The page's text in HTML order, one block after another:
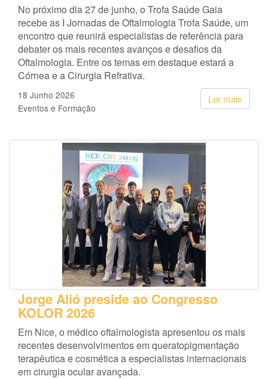
No próximo dia 27 de junho, o Trofa Saúde Gaia
recebe as I Jornadas de Oftalmologia Trofa Saúde, um
encontro que reunirá especialistas de referência para
debater os mais recentes avanços e desafios da
Oftalmologia. Entre os temas em destaque estará a
Córnea e a Cirurgia Refrativa.
Ler mais
18 Junho 2026
Eventos e Formação
Jorge Alió preside ao Congresso
KOLOR 2026
Em Nice, o médico oftalmologista apresentou os mais
recentes desenvolvimentos em queratopigmentação
terapêutica e cosmética a especialistas internacionais
em cirurgia ocular avançada.